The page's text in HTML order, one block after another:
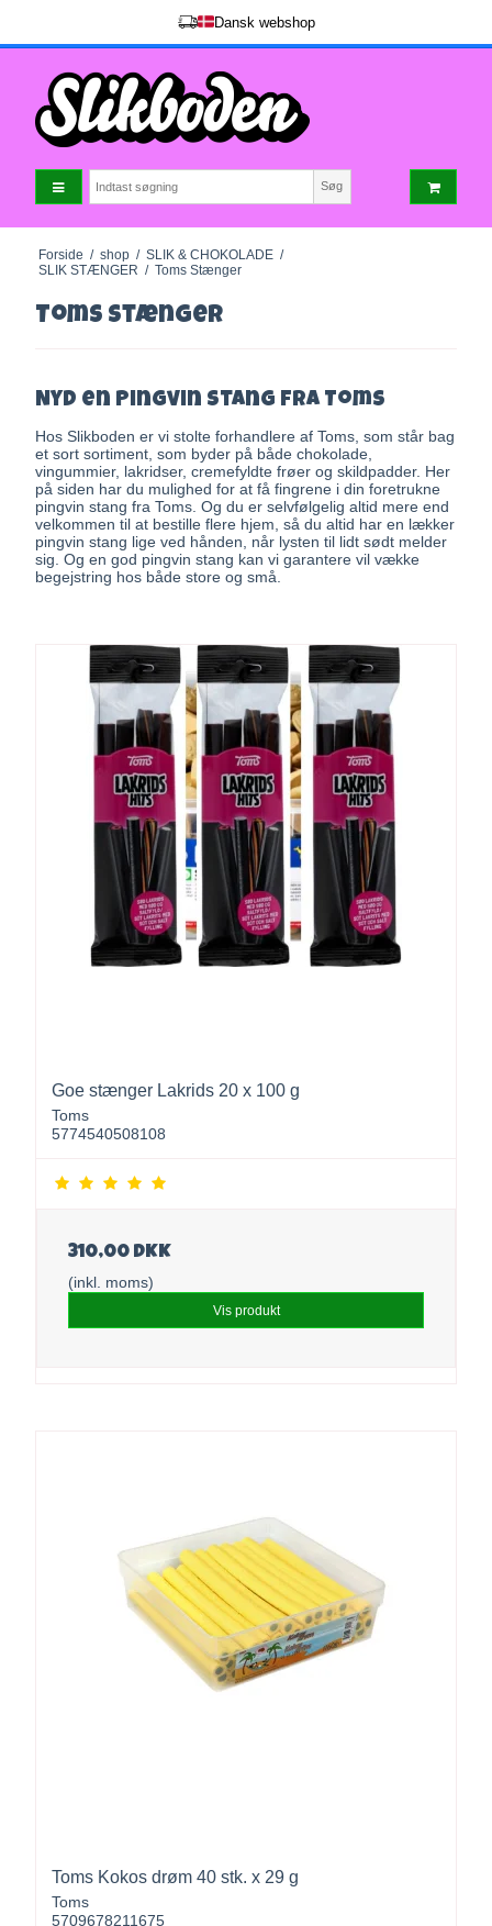
Dansk webshop
Søg
Forside / shop / SLIK & CHOKOLADE /
SLIK STÆNGER / Toms Stænger
Toms Stænger
Nyd en Pingvin stang fra Toms
Hos Slikboden er vi stolte forhandlere af Toms, som står bag
et sort sortiment, som byder på både chokolade,
vingummier, lakridser, cremefyldte frøer og skildpadder. Her
på siden har du mulighed for at få fingrene i din foretrukne
pingvin stang fra Toms. Og du er selvfølgelig altid mere end
velkommen til at bestille flere hjem, så du altid har en lækker
pingvin stang lige ved hånden, når lysten til lidt sødt melder
sig. Og en god pingvin stang kan vi garantere vil vække
begejstring hos både store og små.
Goe stænger Lakrids 20 x 100 g
Toms
5774540508108
310,00 DKK
(inkl. moms)
Vis produkt
Toms Kokos drøm 40 stk. x 29 g
Toms
5709678211675